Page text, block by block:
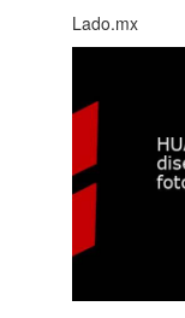
Lado.mx